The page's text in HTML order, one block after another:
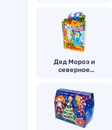
Дед Мороз и
северное